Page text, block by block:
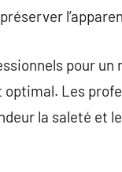
pour
optimal. Les
la saleté et